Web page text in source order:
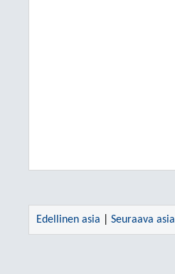
Edellinen asia Seuraava asia